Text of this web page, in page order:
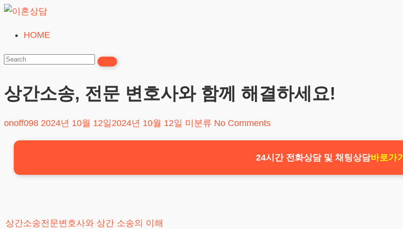
Skip
content
혼
담
24시간365일
HOME
상간소송, 전문 변호사와 함께 해결하세요!
onoff098 2024년 10월 12일 2024년 10월 12일 미분류 No Comments
24시간 전화상담 및 채팅상담바로가기
상간소송전문변호사와 상간 소송의 이해